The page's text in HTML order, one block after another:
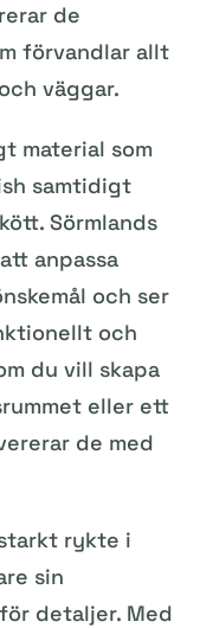
de
förvandlar allt
väggar.
material som
samtidigt
Sörmlands
anpassa
och ser
och
du vill skapa
eller ett
de med
rykte i
sin
detaljer. Med